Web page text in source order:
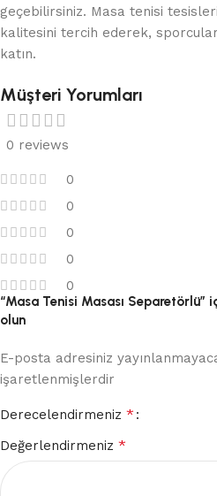
geçebilirsiniz. Masa tenisi
kalitesini tercih ederek,
katın.
Müşteri Yorumları
0 reviews
0
0
0
0
0
“Masa Tenisi Masası
olun
E-posta adresiniz
işaretlenmişlerdir
Derecelendirmeniz *
Değerlendirmeniz *